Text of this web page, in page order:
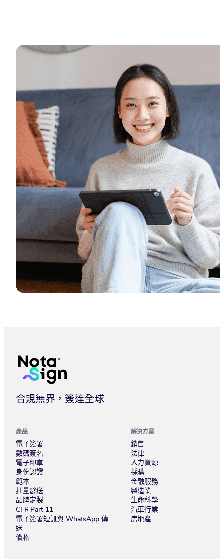
合規無界，簽達全球
產品
電子簽署
數碼簽名
電子印章
身份認證
範本
批量發送
品牌定製
CFR Part 11
電子簽署短訊與 WhatsApp 傳
送
價格
解決方案
銷售
法律
人力資源
採購
金融服務
製造業
生命科學
汽車行業
房地產